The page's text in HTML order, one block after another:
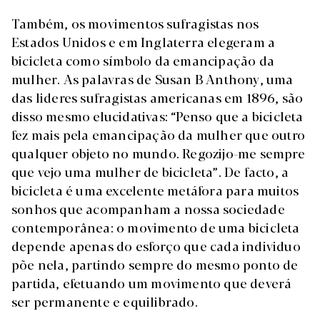
Também, os movimentos sufragistas nos
Estados Unidos e em Inglaterra elegeram a
bicicleta como símbolo da emancipação da
mulher. As palavras de Susan B Anthony, uma
das lideres sufragistas americanas em 1896, são
disso mesmo elucidativas: “Penso que a bicicleta
fez mais pela emancipação da mulher que outro
qualquer objeto no mundo. Regozijo-me sempre
que vejo uma mulher de bicicleta”. De facto, a
bicicleta é uma excelente metáfora para muitos
sonhos que acompanham a nossa sociedade
contemporânea: o movimento de uma bicicleta
depende apenas do esforço que cada individuo
põe nela, partindo sempre do mesmo ponto de
partida, efetuando um movimento que deverá
ser permanente e equilibrado.